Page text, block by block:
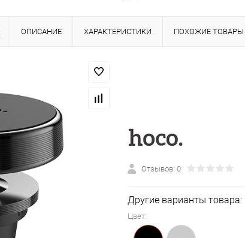
ОПИСАНИЕ ХАРАКТЕРИСТИКИ ПОХОЖИЕ ТОВАРЫ
Отзывов: 0
Другие варианты товара:
Цвет: